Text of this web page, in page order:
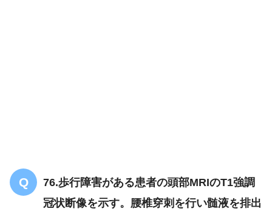
76.歩行障害がある患者の頭部MRIのT1強調
冠状断像を示す。腰椎穿刺を行い髄液を排出